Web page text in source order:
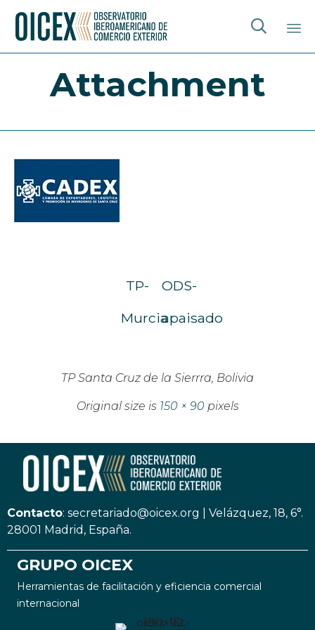

Attachment
TP-
Murcia
ODS-
apaisado
TP Santa Cruz de la Sierrra, Bolivia
Original size is 150 × 90 pixels
Contacto: secretariado@oicex.org
Velázquez, 18, 6°.
28001 Madrid, España.
GRUPO OICEX
Herramientas de facilitación y eficiencia comercial
internacional